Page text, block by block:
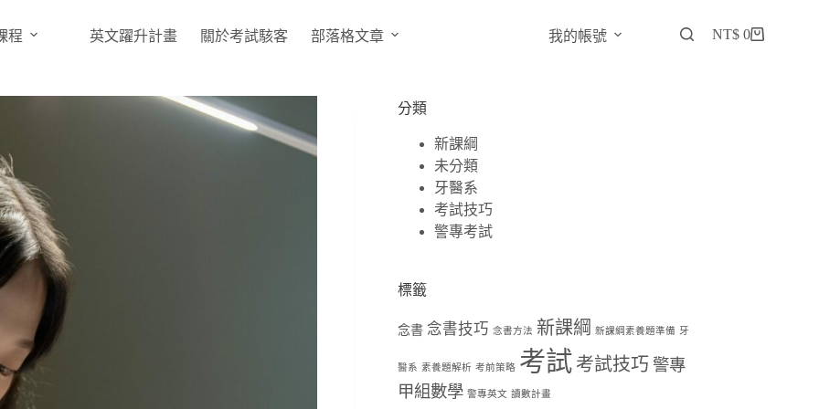
程 英文躍升計畫 關於考試駭客 部落格文章 我的帳號 NT$ 0
分類
新課綱
未分類
牙醫系
考試技巧
警專考試
標籤
念書 念書技巧 念書方法 新課綱 新課綱素養題準備 牙
醫系 素養題解析 考前策略 考試 考試技巧 警專
甲組數學 警專英文 讀數計畫